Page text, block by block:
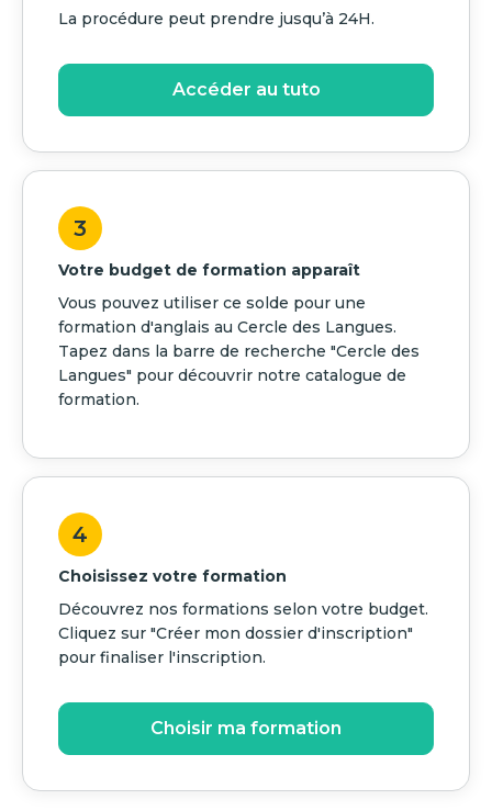
La procédure peut prendre jusqu’à 24H.
Accéder au tuto
3
Votre budget de formation apparaît
Vous pouvez utiliser ce solde pour une
formation d'anglais au Cercle des Langues.
Tapez dans la barre de recherche "Cercle des
Langues" pour découvrir notre catalogue de
formation.
4
Choisissez votre formation
Découvrez nos formations selon votre budget.
Cliquez sur "Créer mon dossier d'inscription"
pour finaliser l'inscription.
Choisir ma formation